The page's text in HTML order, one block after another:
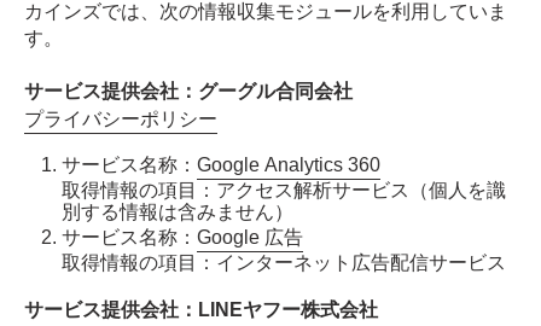
カインズでは、次の情報収集モジュールを利用していま
す。
サービス提供会社：グーグル合同会社
プライバシーポリシー
サービス名称： Google Analytics 360
取得情報の項目：アクセス解析サービス（個人を識
別する情報は含みません）
サービス名称： Google 広告
取得情報の項目：インターネット広告配信サービス
サービス提供会社：LINEヤフー株式会社